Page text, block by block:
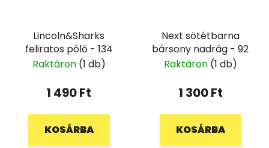
Lincoln&Sharks
feliratos póló - 134
Raktáron (1 db)
1 490 Ft
KOSÁRBA
Next sötétbarna
bársony nadrág - 92
Raktáron (1 db)
1 300 Ft
KOSÁRBA